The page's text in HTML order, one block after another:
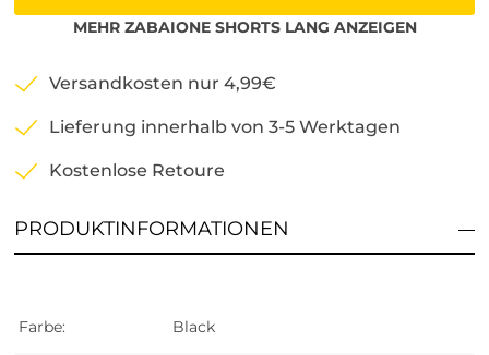
MEHR ZABAIONE SHORTS LANG ANZEIGEN
Versandkosten nur 4,99€
Lieferung innerhalb von 3-5 Werktagen
Kostenlose Retoure
PRODUKTINFORMATIONEN
Farbe: Black